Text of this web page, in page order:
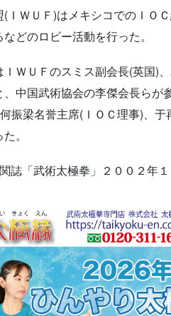
(ＩＷＵＦ)はメキシコでのＩＯ
どのロビー活動を行った。
ＩＷＵＦのスミス副会長(英国)
、中国武術協会の李傑会長ら
振梁名誉主席(ＩＯＣ理事)、
。
誌「武術太極拳」２００２年